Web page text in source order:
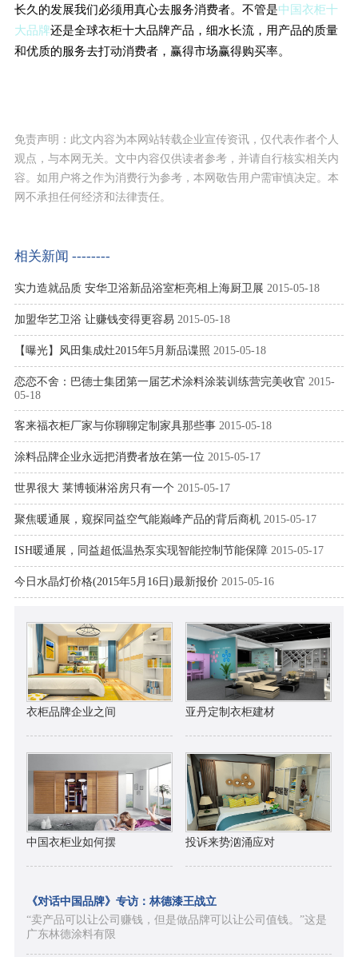
长久的发展我们必须用真心去服务消费者。不管是中国衣柜十
大品牌还是全球衣柜十大品牌产品，细水长流，用产品的质量
和优质的服务去打动消费者，赢得市场赢得购买率。
免责声明：此文内容为本网站转载企业宣传资讯，仅代表作者个人
观点，与本网无关。文中内容仅供读者参考，并请自行核实相关内
容。如用户将之作为消费行为参考，本网敬告用户需审慎决定。本
网不承担任何经济和法律责任。
相关新闻 --------
实力造就品质 安华卫浴新品浴室柜亮相上海厨卫展 2015-05-18
加盟华艺卫浴 让赚钱变得更容易 2015-05-18
【曝光】风田集成灶2015年5月新品谍照 2015-05-18
恋恋不舍：巴德士集团第一届艺术涂料涂装训练营完美收官 2015-
05-18
客来福衣柜厂家与你聊聊定制家具那些事 2015-05-18
涂料品牌企业永远把消费者放在第一位 2015-05-17
世界很大 莱博顿淋浴房只有一个 2015-05-17
聚焦暖通展，窥探同益空气能巅峰产品的背后商机 2015-05-17
ISH暖通展，同益超低温热泵实现智能控制节能保障 2015-05-17
今日水晶灯价格(2015年5月16日)最新报价 2015-05-16
衣柜品牌企业之间 亚丹定制衣柜建材
中国衣柜业如何摆 投诉来势汹涌应对
《对话中国品牌》专访：林德漆王战立
“卖产品可以让公司赚钱，但是做品牌可以让公司值钱。”这是
广东林德涂料有限